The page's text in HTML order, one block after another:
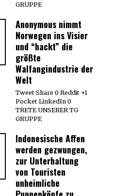
GRUPPE
Anonymous nimmt
Norwegen ins Visier
und “hackt” die
größte
Walfangindustrie der
Welt
Tweet Share 0 Reddit +1
Pocket LinkedIn 0
TRETE UNSERER TG
GRUPPE
Indonesische Affen
werden gezwungen,
zur Unterhaltung
von Touristen
unheimliche